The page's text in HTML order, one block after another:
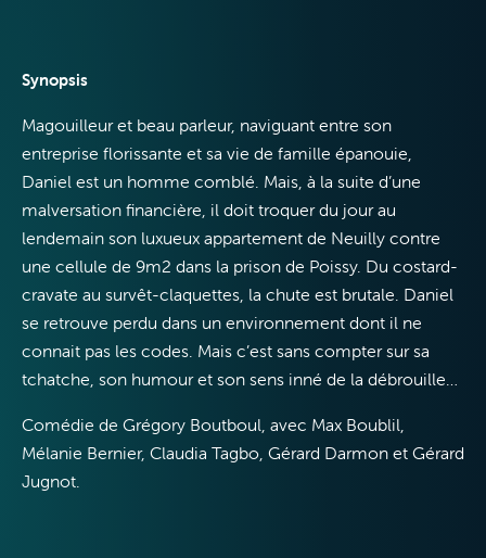
Internet
Mobile
Synopsis
Magouilleur et beau parleur, naviguant entre son
entreprise florissante et sa vie de famille épanouie,
Daniel est un homme comblé. Mais, à la suite d’une
malversation financière, il doit troquer du jour au
lendemain son luxueux appartement de Neuilly contre
une cellule de 9m2 dans la prison de Poissy. Du costard-
cravate au survêt-claquettes, la chute est brutale. Daniel
se retrouve perdu dans un environnement dont il ne
connait pas les codes. Mais c’est sans compter sur sa
tchatche, son humour et son sens inné de la débrouille…
Comédie de Grégory Boutboul, avec Max Boublil,
Mélanie Bernier, Claudia Tagbo, Gérard Darmon et Gérard
Jugnot.